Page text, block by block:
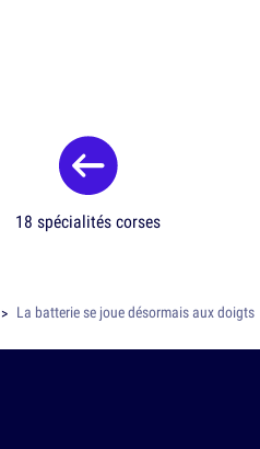
18 spécialités corses
La batterie se joue désormais aux doigts